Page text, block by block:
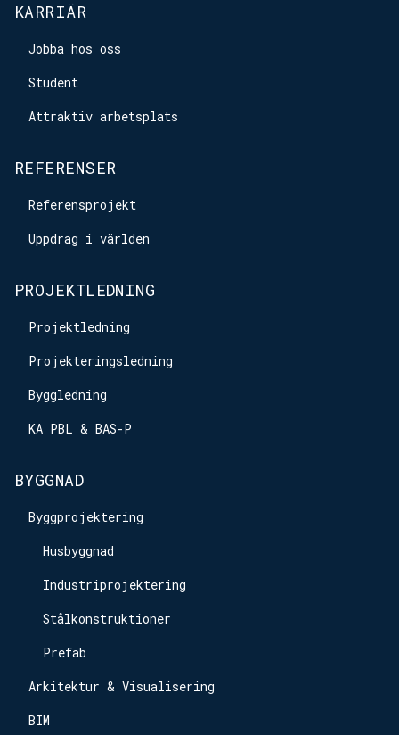
KARRIÄR
Jobba hos oss
Student
Attraktiv arbetsplats
REFERENSER
Referensprojekt
Uppdrag i världen
PROJEKTLEDNING
Projektledning
Projekteringsledning
Byggledning
KA PBL & BAS-P
BYGGNAD
Byggprojektering
Husbyggnad
Industriprojektering
Stålkonstruktioner
Prefab
Arkitektur & Visualisering
BIM